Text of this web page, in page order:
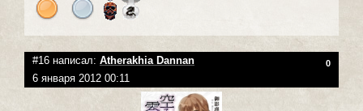
#16 написал: Atherakhia Dannan 0
6 января 2012 00:11